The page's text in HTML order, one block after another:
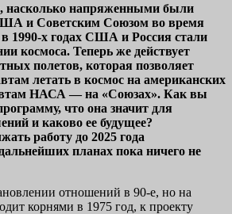
напряженными были
и Советским Союзом во время
1990-х годах США и Россия стали
космоса. Теперь же действует
полетов, которая позволяет
летать в космос на американских
НАСА — на «Союзах». Как вы
что она значит для
и каково ее будущее?
работу до 2025 года
планах пока ничего не
отношений в 90-е, но на
корнями в 1975 год, к проекту